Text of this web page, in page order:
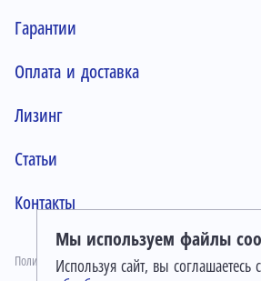
Гарантии
Оплата и доставка
Лизинг
Статьи
Контакты
Политика конфиденциальности
Мы используем файлы
Используя сайт, вы соглашаетесь с